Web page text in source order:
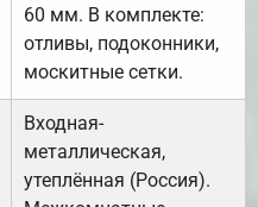
60 мм. В комплекте:
отливы, подоконники,
москитные сетки.
Входная-
металлическая,
утеплённая (Россия).